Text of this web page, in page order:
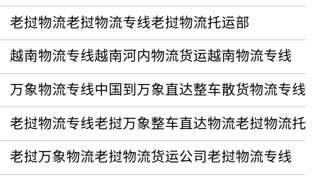
老挝物流老挝物流专线老挝物流托运部
越南物流专线越南河内物流货运越南物流专线
万象物流专线中国到万象直达整车散货物流专线
老挝物流专线老挝万象整车直达物流老挝物流托
老挝万象物流老挝物流货运公司老挝物流专线